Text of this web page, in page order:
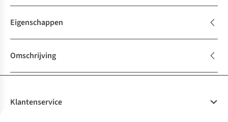
Eigenschappen
Omschrijving
Klantenservice